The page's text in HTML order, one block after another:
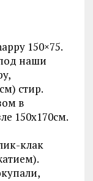
150×75.
наши
стир.
в
150х170см.
клак